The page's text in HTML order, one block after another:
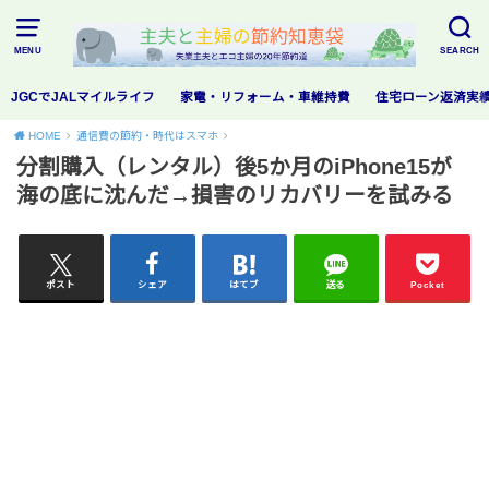
MENU SEARCH
JGCでJALマイルライフ 家電・リフォーム・車維持費 住宅ローン返済実
HOME 通信費の節約・時代はスマホ
分割購入（レンタル）後5か月のiPhone15が
海の底に沈んだ→損害のリカバリーを試みる
ポスト シェア はてブ 送る Pocket